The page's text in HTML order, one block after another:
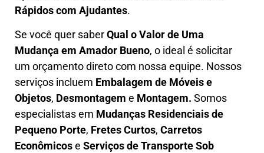
Rápidos com Ajudantes.
Se você quer saberQual o Valor de Uma
Mudança em Amador Bueno, o ideal é solicitar
um orçamento direto com nossa equipe. Nossos
serviços incluem Embalagem de Móveis e
Objetos, Desmontagem e Montagem. Somos
especialistas em Mudanças Residenciais de
Pequeno Porte, Fretes Curtos, Carretos
Econômicose Serviços de Transporte Sob